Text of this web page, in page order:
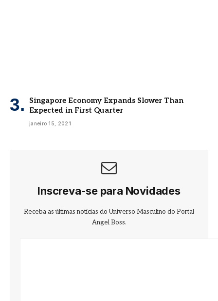
Singapore Economy Expands Slower Than
Expected in First Quarter
janeiro 15, 2021
Inscreva-se para Novidades
Receba as últimas notícias do Universo Masculino do Portal
Angel Boss.